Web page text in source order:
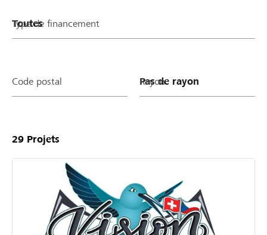
Type de financement
Code postal Rayon
29 Projets